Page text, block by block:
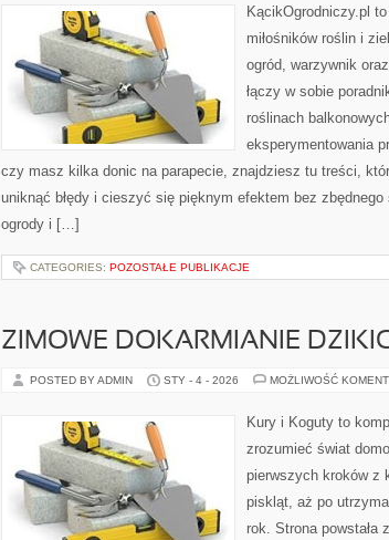
KącikOgrodniczy.pl
miłośników roślin i
ogród, warzywnik
łączy w sobie
roślinach
eksperymentowania
czy masz kilka donic na parapecie, znajdziesz tu treści,
uniknąć błędy i cieszyć się pięknym efektem bez
ogrody i […]
CATEGORIES: POZOSTAŁE PUBLIKACJE
ZIMOWE DOKARMIANIE
POSTED BY ADMIN STY - 4 - 2026 MOŻLIWOŚĆ
Kury i Koguty to
zrozumieć świat
pierwszych kroków z
piskląt, aż po
rok. Strona